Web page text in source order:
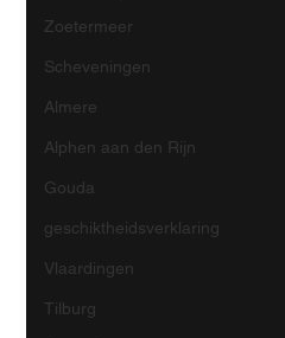
Zoetermeer
Scheveningen
Almere
Alphen aan den Rijn
Gouda
geschiktheidsverklaring
Vlaardingen
Tilburg